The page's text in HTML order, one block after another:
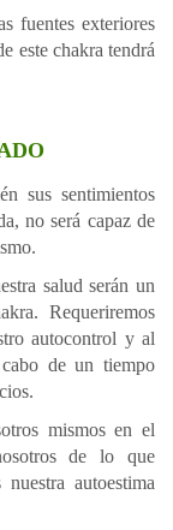
fuentes exteriores
este chakra tendrá
sus sentimientos
no será capaz de
salud serán un
Requeriremos
autocontrol y al
de un tiempo
mismos en el
de lo que
autoestima